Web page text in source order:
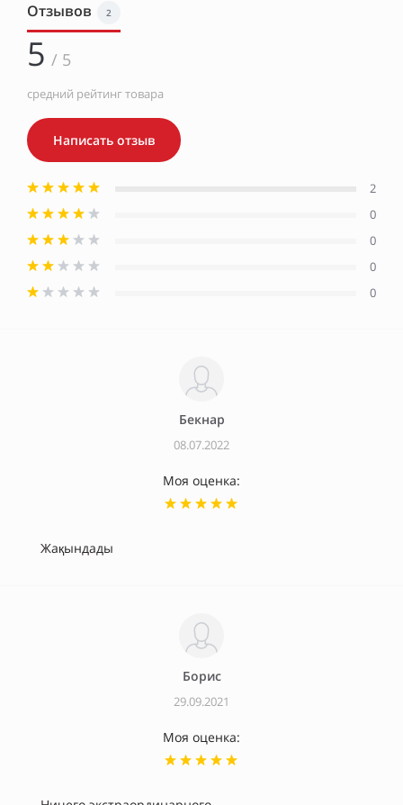
Отзывов 2
5 / 5
средний рейтинг товара
Написать отзыв
2
0
0
0
0
Бекнар
08.07.2022
Моя оценка:
Жақындады
Борис
29.09.2021
Моя оценка: